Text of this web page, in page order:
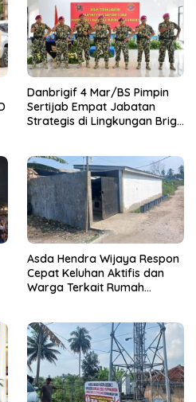
Danbrigif 4 Mar/BS Pimpin
Sertijab Empat Jabatan
Strategis di Lingkungan Brigif
Asda Hendra Wijaya Respon
Cepat Keluhan Aktifis dan
Warga Terkait Rumah